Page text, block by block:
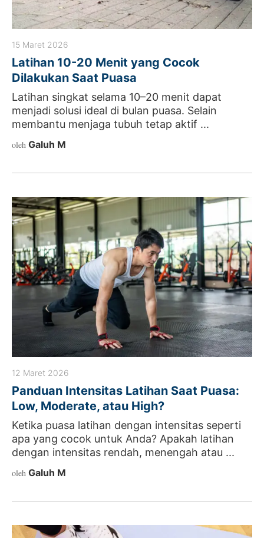
15 Maret 2026
Latihan 10-20 Menit yang Cocok
Dilakukan Saat Puasa
Latihan singkat selama 10–20 menit dapat
menjadi solusi ideal di bulan puasa. Selain
membantu menjaga tubuh tetap aktif ...
oleh Galuh M
12 Maret 2026
Panduan Intensitas Latihan Saat Puasa:
Low, Moderate, atau High?
Ketika puasa latihan dengan intensitas seperti
apa yang cocok untuk Anda? Apakah latihan
dengan intensitas rendah, menengah atau ...
oleh Galuh M